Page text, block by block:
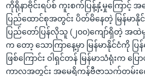
ကျော်
ရန်
ကိုရိုနာဗိုင်းရပ်စ် ကူးစက်ပြန့်နှံ့မှုကြောင့်
ပြည်ထောင်စုအတွင်း ပိတ်မိနေတဲ့ မြန်မာ
ပြည်တော်ပြန်လိုသူ (၂၀၀)ကျော်ရှိတဲ့ အ
က တော့ သောကြာနေ့မှာ မြန်မာနိုင်ငံကို ပြ
ဖြစ်ကြောင်း ဝါရှင်တန် မြန်မာသံရုံးက ပြေ
ကာလအတွင်း အမေရိကန်ဗီဇာသက်တမ်းက